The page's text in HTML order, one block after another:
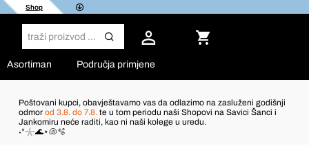
Shop
Asortiman Područja primjene
Poštovani kupci, obavještavamo vas da odlazimo na zasluženi godišnji
odmor od 3.8. do 7.8. te u tom periodu naši Shopovi na Savici Šanci i
Jankomiru neće raditi, kao ni naši kolege u uredu.
˖°𓇼🌊⋆🐚🫧